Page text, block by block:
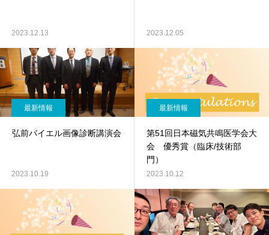
2023.12.13 2023.12.05
最新情報
弘前バイエル画像診断講演会
2023.10.19
最新情報
第51回日本磁気共鳴医学会大
会 優秀賞（臨床/技術部
門）
2023.10.12